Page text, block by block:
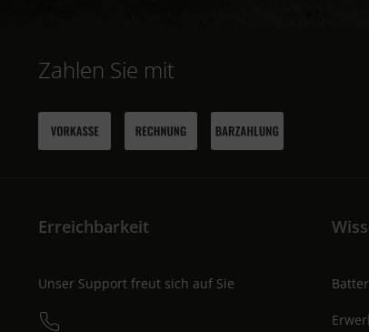
Zahlen Sie mit
Erreichbarkeit
Unser Support freut sich auf Sie